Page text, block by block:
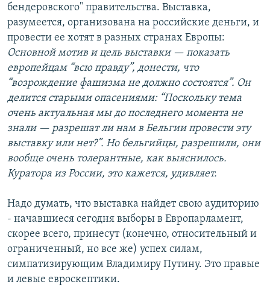
бендеровского" правительства. Выставка,
разумеется, организована на российские деньги, и
провести ее хотят в разных странах Европы:
Основной мотив и цель выставки — показать
европейцам “всю правду”, донести, что
“возрождение фашизма не должно состоятся”. Он
делится старыми опасениями: “Поскольку тема
очень актуальная мы до последнего момента не
знали — разрешат ли нам в Бельгии провести эту
выставку или нет?”. Но бельгийцы, разрешили, они
вообще очень толерантные, как выяснилось.
Куратора из России, это кажется, удивляет.
Надо думать, что выставка найдет свою аудиторию
- начавшиеся сегодня выборы в Европарламент,
скорее всего, принесут (конечно, относительный и
ограниченный, но все же) успех силам,
симпатизирующим Владимиру Путину. Это правые
и левые евроскептики.